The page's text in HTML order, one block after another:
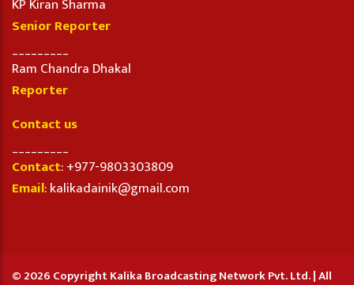
KP Kiran Sharma
Senior Reporter
Ram Chandra Dhakal
Reporter
Contact us
Contact: +977-9803303809
Email: kalikadainik@gmail.com
© 2026 Copyright Kalika Broadcasting Network Pvt. Ltd. | All